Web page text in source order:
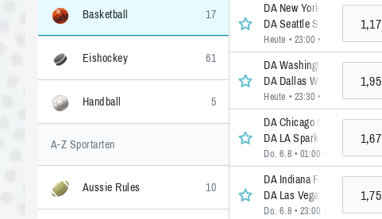
Basketball 17
Eishockey 61
Handball 5
A-Z Sportarten
Aussie Rules 10
DA New York Liberty
DA Seattle Storm
Heute • 23:00 • 11 >>
1,17
DA Washington Mystics
DA Dallas Wings
Heute • 23:30 • 10 >>
1,95
DA Chicago Sky
DA LA Sparks
Do. 6.8 • 01:00 • 10 >>
1,67
DA Indiana Fever
DA Las Vegas Aces
Do. 6.8 • 23:00 • 3 >>
1,75